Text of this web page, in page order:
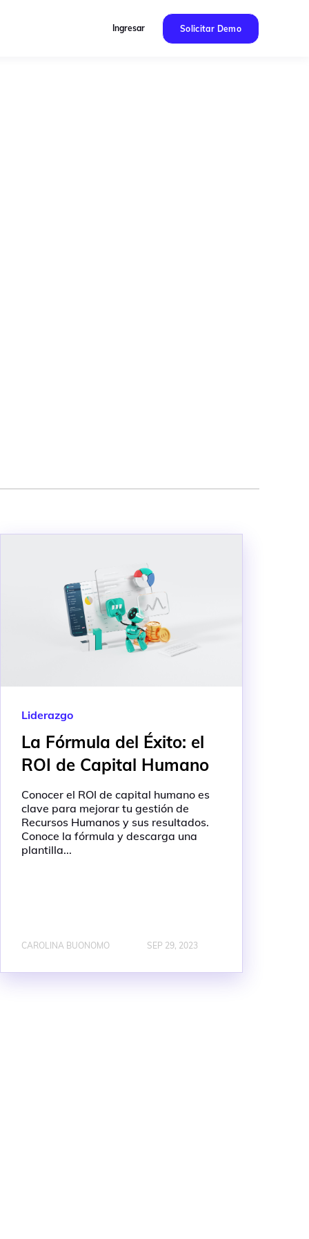
Ingresar Solicitar Demo
Liderazgo
La Fórmula del Éxito: el
ROI de Capital Humano
Conocer el ROI de capital humano es
clave para mejorar tu gestión de
Recursos Humanos y sus resultados.
Conoce la fórmula y descarga una
plantilla...
CAROLINA BUONOMO SEP 29, 2023